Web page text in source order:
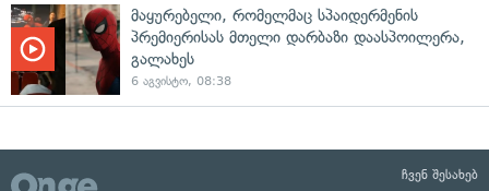
მაყურებელი, რომელმაც სპაიდერმენის
პრემიერისას მთელი დარბაზი დაასპოილერა,
გალახეს
6 აგვისტო, 08:38
ჩვენ შესახებ